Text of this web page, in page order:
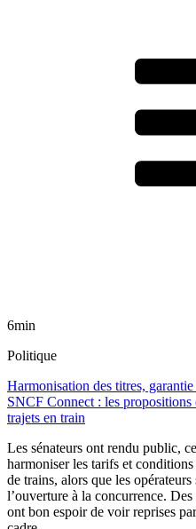
6min
Politique
Harmonisation des titres,
SNCF Connect : les propositions
trajets en train
Les sénateurs ont rendu public,
harmoniser les tarifs et conditions
de trains, alors que les
l’ouverture à la concurrence.
ont bon espoir de voir reprises